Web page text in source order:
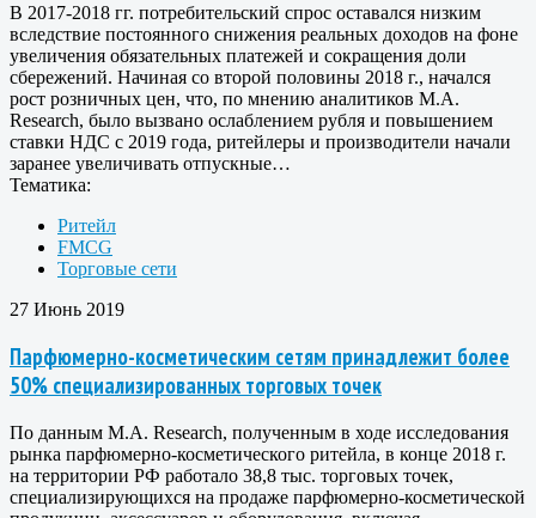
В 2017-2018 гг. потребительский спрос оставался низким
вследствие постоянного снижения реальных доходов на фоне
увеличения обязательных платежей и сокращения доли
сбережений. Начиная со второй половины 2018 г., начался
рост розничных цен, что, по мнению аналитиков M.A.
Research, было вызвано ослаблением рубля и повышением
ставки НДС с 2019 года, ритейлеры и производители начали
заранее увеличивать отпускные…
Тематика:
Ритейл
FMCG
Торговые сети
27 Июнь 2019
Парфюмерно-косметическим сетям принадлежит более
50% специализированных торговых точек
По данным M.A. Research, полученным в ходе исследования
рынка парфюмерно-косметического ритейла, в конце 2018 г.
на территории РФ работало 38,8 тыс. торговых точек,
специализирующихся на продаже парфюмерно-косметической